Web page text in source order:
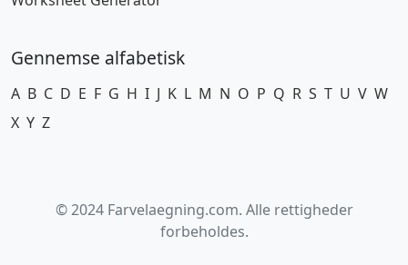
Gennemse alfabetisk
A B C D E F G H I J K L M N O P Q R S T U V W
X Y Z
© 2024 Farvelaegning.com. Alle rettigheder
forbeholdes.